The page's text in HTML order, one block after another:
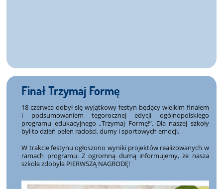
Finał Trzymaj Formę
18 czerwca odbył się wyjątkowy festyn będący wielkim finałem
i podsumowaniem tegorocznej edycji ogólnopolskiego
programu edukacyjnego „Trzymaj Formę!”. Dla naszej szkoły
był to dzień pełen radości, dumy i sportowych emocji.
W trakcie festynu ogłoszono wyniki projektów realizowanych w
ramach programu. Z ogromną dumą informujemy, że nasza
szkołazdobyła PIERWSZĄ NAGRODĘ!